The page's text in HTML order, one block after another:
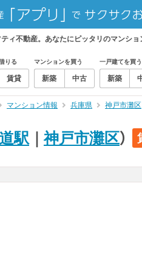
ィ不動産。あなたにピッタリのマンショ
りる
賃貸
マンションを買う
新築 中古
一戸建てを買う
新築
マンション情報 兵庫県 神戸市灘区
駅 ｜神戸市灘区）